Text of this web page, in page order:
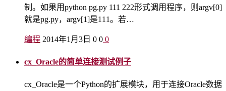
制。如果用python pg.py 111 222形式调用程序，则argv[0]
就是pg.py，argv[1]是111。若…
编程 2014年1月3日 0 0 0
cx_Oracle的简单连接测试例子
cx_Oracle是一个Python的扩展模块，用于连接Oracle数据